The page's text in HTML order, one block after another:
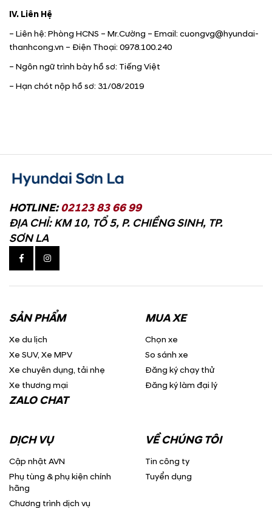
IV. Liên Hệ
– Liên hệ: Phòng HCNS – Mr.Cường – Email: cuongvg@hyundai-
thanhcong.vn – Điện Thoại: 0978.100.240
– Ngôn ngữ trình bày hồ sơ: Tiếng Việt
– Hạn chót nộp hồ sơ: 31/08/2019
HOTLINE:02123 83 66 99
ĐỊA CHỈ: KM 10, TỔ 5, P. CHIỀNG SINH, TP.
SƠN LA
SẢN PHẨM
Xe du lịch
Xe SUV, Xe MPV
Xe chuyên dụng, tải nhẹ
Xe thương mại
ZALO CHAT
MUA XE
Chọn xe
So sánh xe
Đăng ký chạy thử
Đăng ký làm đại lý
DỊCH VỤ
Cập nhật AVN
Phụ tùng & phụ kiện chính
hãng
Chương trình dịch vụ
VỀ CHÚNG TÔI
Tin công ty
Tuyển dụng